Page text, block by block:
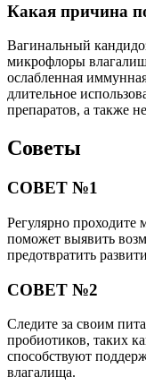
Какая причина
Вагинальный
микрофлоры
ослабленная
длительное
препаратов, а также
Советы
СОВЕТ №1
Регулярно проходите
поможет выявить
предотвратить
СОВЕТ №2
Следите за своим
пробиотиков, таких
способствуют
влагалища.